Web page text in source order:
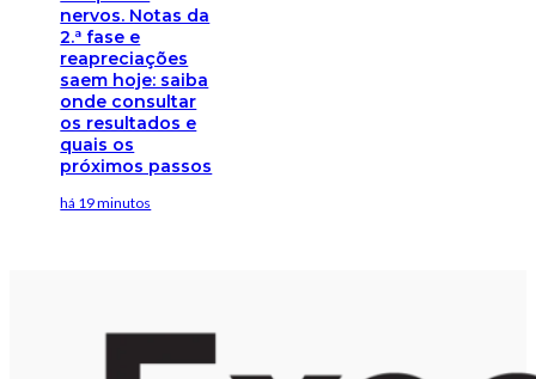
nervos. Notas da
2.ª fase e
reapreciações
saem hoje: saiba
onde consultar
os resultados e
quais os
próximos passos
há 19 minutos